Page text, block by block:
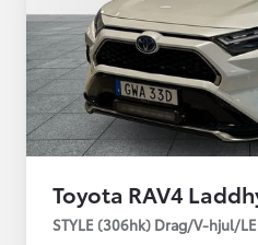
Toyota RAV4
STYLE (306hk) Drag/V-hjul/